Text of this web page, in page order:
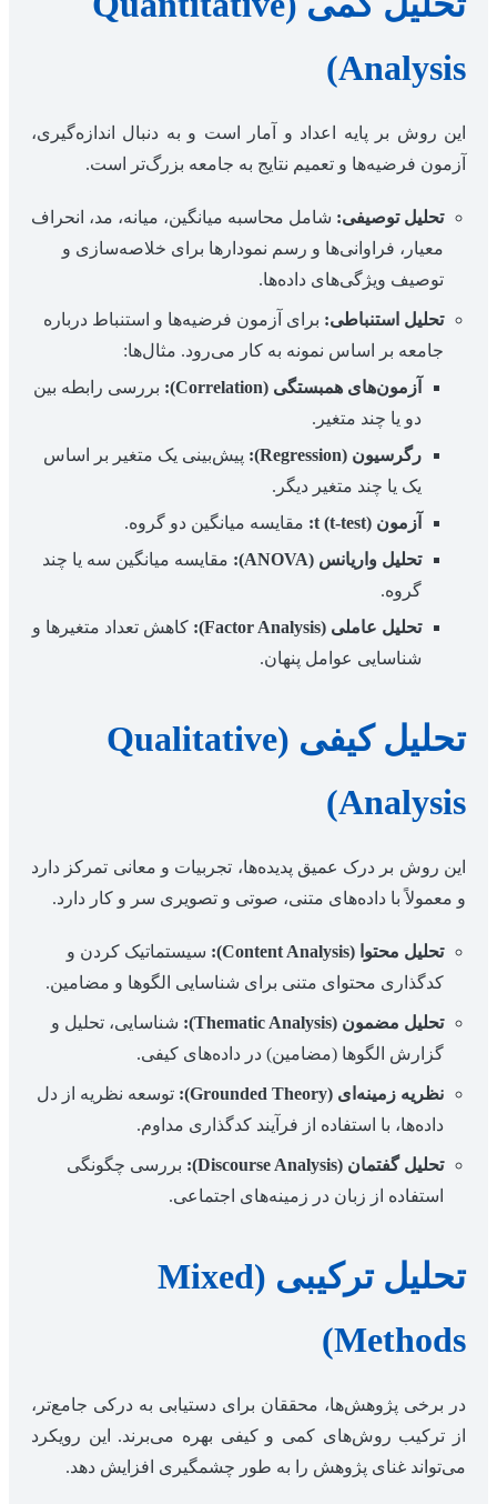
Analysis)
این روش بر پایه اعداد و آمار است و به دنبال اندازه‌گیری،
آزمون فرضیه‌ها و تعمیم نتایج به جامعه بزرگ‌تر است.
تحلیل توصیفی: شامل محاسبه میانگین، میانه، مد، انحراف
معیار، فراوانی‌ها و رسم نمودارها برای خلاصه‌سازی و
توصیف ویژگی‌های داده‌ها.
تحلیل استنباطی: برای آزمون فرضیه‌ها و استنباط درباره
جامعه بر اساس نمونه به کار می‌رود. مثال‌ها:
آزمون‌های همبستگی (Correlation):
بررسی رابطه بین
دو یا چند متغیر.
رگرسیون (Regression):
پیش‌بینی یک متغیر بر اساس
یک یا چند متغیر دیگر.
آزمون t (t-test):
مقایسه میانگین دو گروه.
تحلیل واریانس (ANOVA):
مقایسه میانگین سه یا چند
گروه.
تحلیل عاملی (Factor Analysis):
کاهش تعداد متغیرها و
شناسایی عوامل پنهان.
تحلیل کیفی (Qualitative
Analysis)
این روش بر درک عمیق پدیده‌ها، تجربیات و معانی تمرکز دارد
و معمولاً با داده‌های متنی، صوتی و تصویری سر و کار دارد.
تحلیل محتوا (Content Analysis):
سیستماتیک کردن و
کدگذاری محتوای متنی برای شناسایی الگوها و مضامین.
تحلیل مضمون (Thematic Analysis):
شناسایی، تحلیل و
گزارش الگوها (مضامین) در داده‌های کیفی.
نظریه زمینه‌ای (Grounded Theory):
توسعه نظریه از دل
داده‌ها، با استفاده از فرآیند کدگذاری مداوم.
تحلیل گفتمان (Discourse Analysis):
بررسی چگونگی
استفاده از زبان در زمینه‌های اجتماعی.
تحلیل ترکیبی (Mixed
Methods)
در برخی پژوهش‌ها، محققان برای دستیابی به درکی جامع‌تر،
از ترکیب روش‌های کمی و کیفی بهره می‌برند. این رویکرد
می‌تواند غنای پژوهش را به طور چشمگیری افزایش دهد.